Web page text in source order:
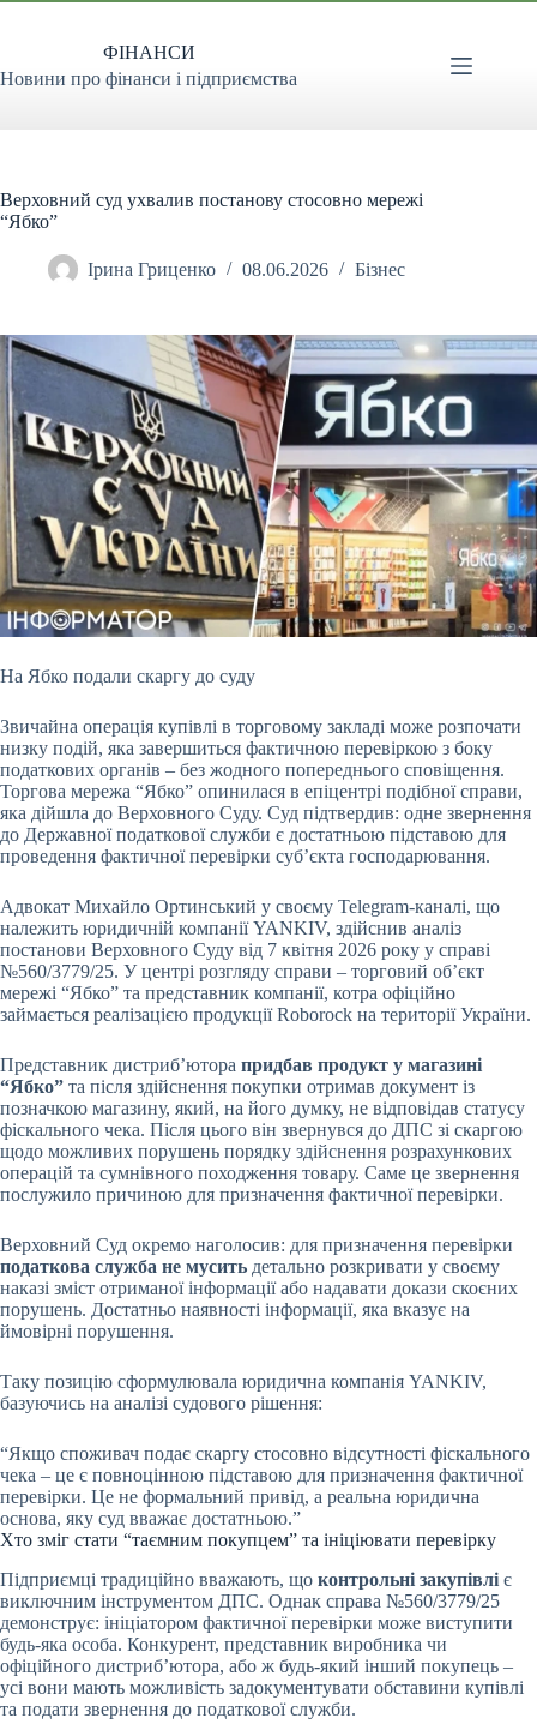
Перейти
ФІНАНСИ
Новини про фінанси і підприємства
Верховний суд ухвалив постанову стосовно мережі
“Ябко”
Ірина Гриценко 08.06.2026 Бізнес
На Ябко подали скаргу до суду
Звичайна операція купівлі в торговому закладі може розпочати
низку подій, яка завершиться фактичною перевіркою з боку
податкових органів – без жодного попереднього сповіщення.
Торгова мережа “Ябко” опинилася в епіцентрі подібної справи,
яка дійшла до Верховного Суду. Суд підтвердив: одне звернення
до Державної податкової служби є достатньою підставою для
проведення фактичної перевірки суб’єкта господарювання.
Адвокат Михайло Ортинський у своєму Telegram-каналі, що
належить юридичній компанії YANKIV, здійснив аналіз
постанови Верховного Суду від 7 квітня 2026 року у справі
№560/3779/25. У центрі розгляду справи – торговий об’єкт
мережі “Ябко” та представник компанії, котра офіційно
займається реалізацією продукції Roborock на території України.
Представник дистриб’ютора придбав продукт у магазині
“Ябко” та після здійснення покупки отримав документ із
позначкою магазину, який, на його думку, не відповідав статусу
фіскального чека. Після цього він звернувся до ДПС зі скаргою
щодо можливих порушень порядку здійснення розрахункових
операцій та сумнівного походження товару. Саме це звернення
послужило причиною для призначення фактичної перевірки.
Верховний Суд окремо наголосив: для призначення перевірки
податкова служба не мусить детально розкривати у своєму
наказі зміст отриманої інформації або надавати докази скоєних
порушень. Достатньо наявності інформації, яка вказує на
ймовірні порушення.
Таку позицію сформулювала юридична компанія YANKIV,
базуючись на аналізі судового рішення:
“Якщо споживач подає скаргу стосовно відсутності фіскального
чека – це є повноцінною підставою для призначення фактичної
перевірки. Це не формальний привід, а реальна юридична
основа, яку суд вважає достатньою.”
Хто зміг стати “таємним покупцем” та ініціювати перевірку
Підприємці традиційно вважають, що контрольні закупівлі є
виключним інструментом ДПС. Однак справа №560/3779/25
демонструє: ініціатором фактичної перевірки може виступити
будь-яка особа. Конкурент, представник виробника чи
офіційного дистриб’ютора, або ж будь-який інший покупець –
усі вони мають можливість задокументувати обставини купівлі
та подати звернення до податкової служби.